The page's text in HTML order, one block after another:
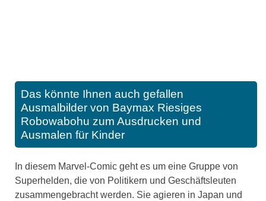
Das könnte Ihnen auch gefallen
Ausmalbilder von Baymax Riesiges
Robowabohu zum Ausdrucken und
Ausmalen für Kinder
In diesem Marvel-Comic geht es um eine Gruppe von
Superhelden, die von Politikern und Geschäftsleuten
zusammengebracht werden. Sie agieren in Japan und